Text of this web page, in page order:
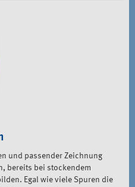
und passender Zeichnung
bereits bei stockendem
Egal wie viele Spuren die